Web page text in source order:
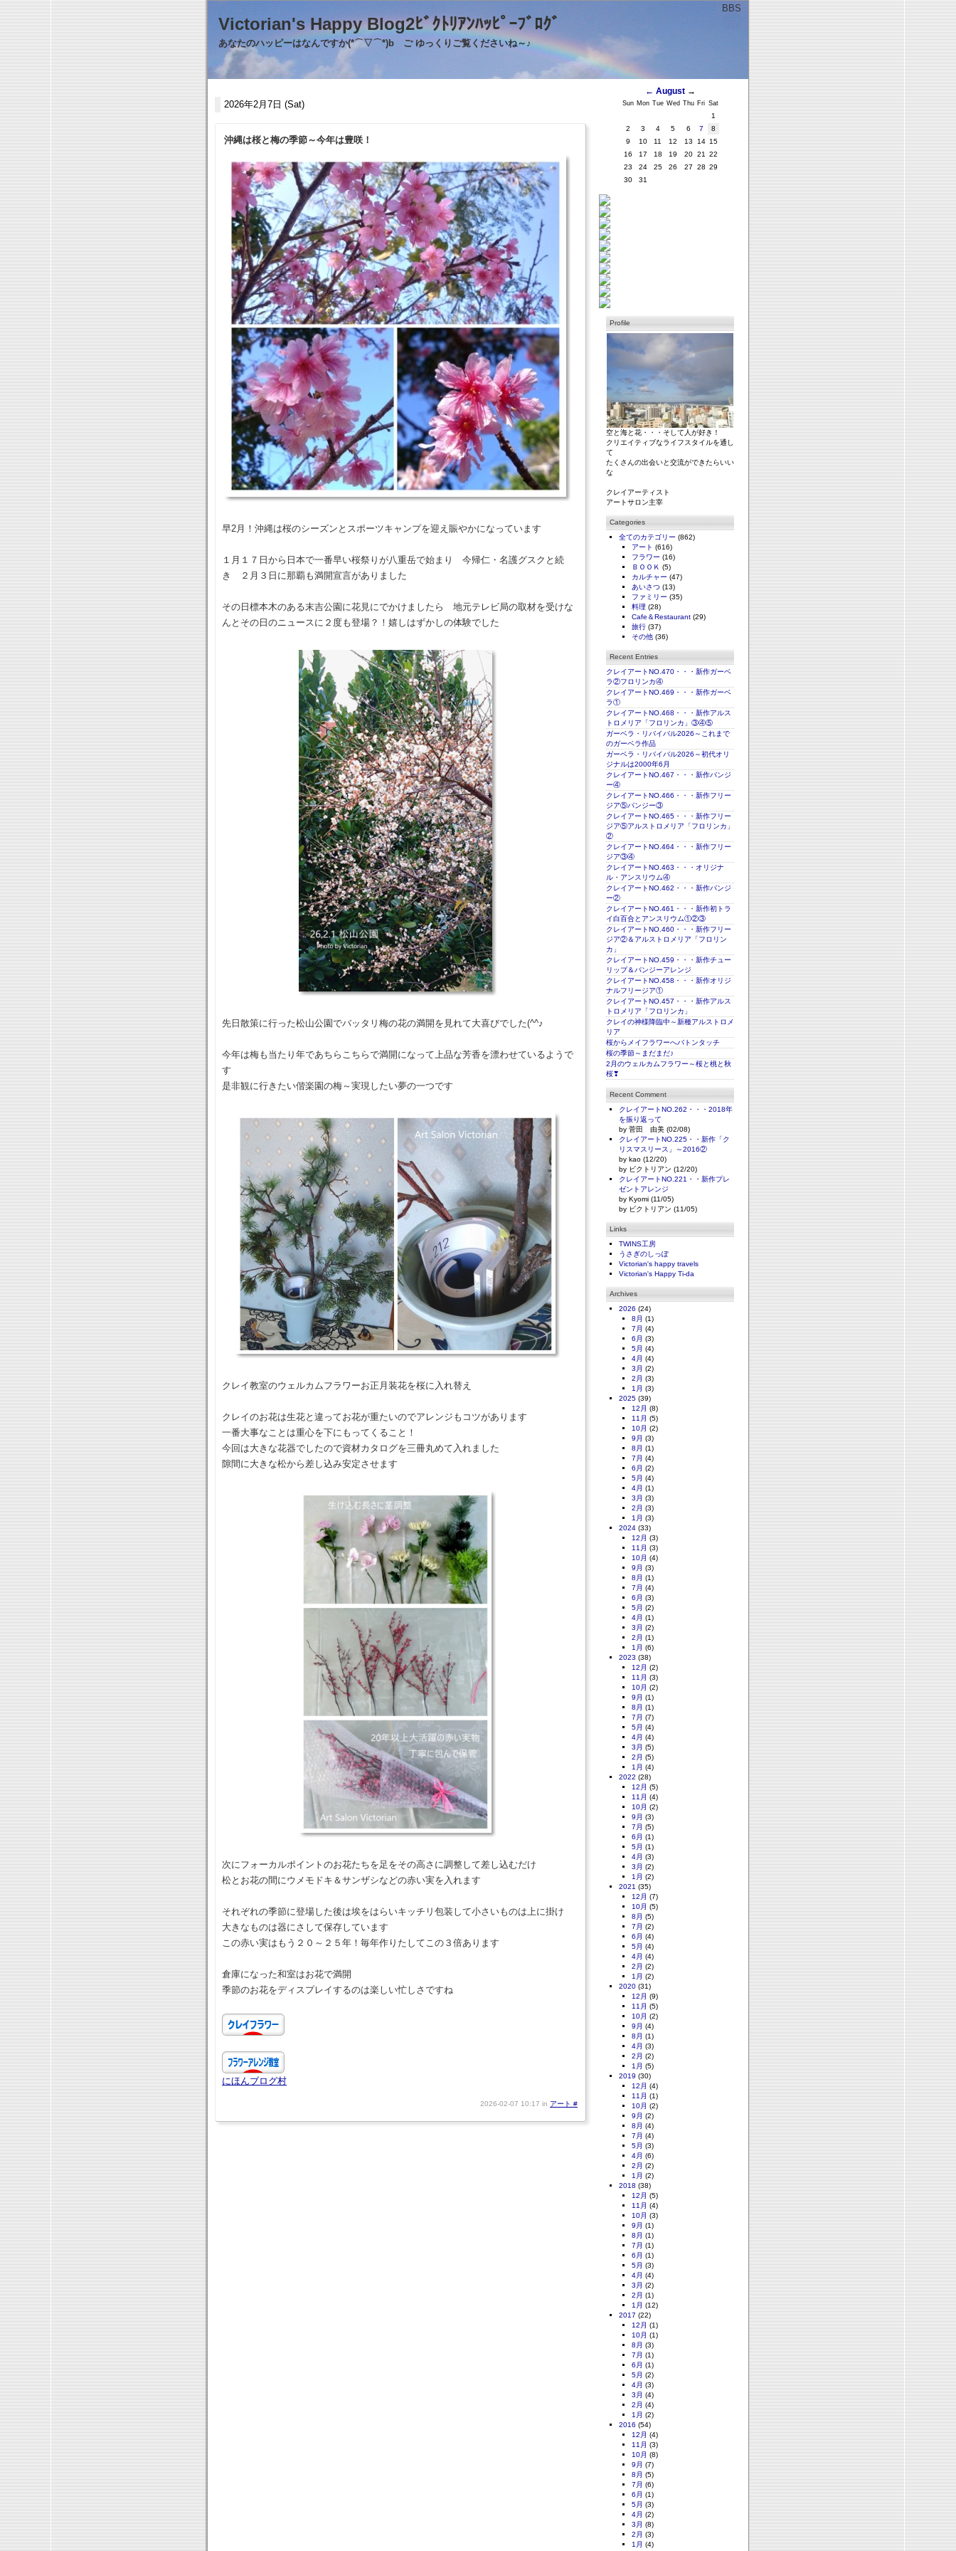
BBS
Victorian's Happy Blog2ﾋﾞｸﾄﾘｱﾝﾊｯﾋﾟｰﾌﾞﾛｸﾞ
あなたのハッピーはなんですか(*⌒▽⌒*)b ご ゆっくりご覧くださいね～♪
2026年2月7日 (Sat)
沖縄は桜と梅の季節～今年は豊咲！
早2月！沖縄は桜のシーズンとスポーツキャンプを迎え賑やかになっています
１月１７日から日本で一番早い桜祭りが八重岳で始まり 今帰仁・名護グスクと続
き ２月３日に那覇も満開宣言がありました
その日標本木のある末吉公園に花見にでかけましたら 地元テレビ局の取材を受けな
んとその日のニュースに２度も登場？！嬉しはずかしの体験でした
先日散策に行った松山公園でバッタリ梅の花の満開を見れて大喜びでした(^^♪
今年は梅も当たり年であちらこちらで満開になって上品な芳香を漂わせているようで
す
是非観に行きたい偕楽園の梅～実現したい夢の一つです
クレイ教室のウェルカムフラワーお正月装花を桜に入れ替え
クレイのお花は生花と違ってお花が重たいのでアレンジもコツがあります
一番大事なことは重心を下にもってくること！
今回は大きな花器でしたので資材カタログを三冊丸めて入れました
隙間に大きな松から差し込み安定させます
次にフォーカルポイントのお花たちを足をその高さに調整して差し込むだけ
松とお花の間にウメモドキ＆サンザシなどの赤い実を入れます
それぞれの季節に登場した後は埃をはらいキッチリ包装して小さいものは上に掛け
大きなものは器にさして保存しています
この赤い実はもう２０～２５年！毎年作りたしてこの３倍あります
倉庫になった和室はお花で満開
季節のお花をディスプレイするのは楽しい忙しさですね
にほんブログ村
2026-02-07 10:17 in アート #
← August→
Sun Mon Tue Wed Thu Fri Sat
1
2
3 4 5 6 7
8
9
10 11 12 13 14 15
16
17 18 19 20 21
22
23
24 25 26 27 28 29
30
31
Profile
空と海と花・・・そして人が好き！
クリエイティブなライフスタイルを通し
て
たくさんの出会いと交流ができたらいい
な
クレイアーティスト
アートサロン主宰
Categories
全てのカテゴリー (862)
アート (616)
フラワー (16)
ＢＯＯＫ (5)
カルチャー (47)
あいさつ (13)
ファミリー (35)
料理 (28)
Cafe＆Restaurant (29)
旅行 (37)
その他 (36)
Recent Entries
クレイアートNO.470・・・新作ガーベ
ラ②フロリンカ④
クレイアートNO.469・・・新作ガーベ
ラ①
クレイアートNO.468・・・新作アルス
トロメリア「フロリンカ」③④⑤
ガーベラ・リバイバル2026～これまで
のガーベラ作品
ガーベラ・リバイバル2026～初代オリ
ジナルは2000年6月
クレイアートNO.467・・・新作パンジ
ー④
クレイアートNO.466・・・新作フリー
ジア⑤パンジー③
クレイアートNO.465・・・新作フリー
ジア⑤アルストロメリア「フロリンカ」
②
クレイアートNO.464・・・新作フリー
ジア③④
クレイアートNO.463・・・オリジナ
ル・アンスリウム④
クレイアートNO.462・・・新作パンジ
ー②
クレイアートNO.461・・・新作初トラ
イ白百合とアンスリウム①②③
クレイアートNO.460・・・新作フリー
ジア②＆アルストロメリア「フロリン
カ」
クレイアートNO.459・・・新作チュー
リップ＆パンジーアレンジ
クレイアートNO.458・・・新作オリジ
ナルフリージア①
クレイアートNO.457・・・新作アルス
トロメリア「フロリンカ」
クレイの神様降臨中～新種アルストロメ
リア
桜からメイフラワーへバトンタッチ
桜の季節～まだまだ♪
2月のウェルカムフラワー～桜と桃と秋
桜❣
Recent Comment
クレイアートNO.262・・・2018年
を振り返って
by 菅田 由美 (02/08)
クレイアートNO.225・・新作「ク
リスマスリース」～2016②
by kao (12/20)
by ビクトリアン (12/20)
クレイアートNO.221・・新作プレ
ゼントアレンジ
by Kyomi (11/05)
by ビクトリアン (11/05)
Links
TWINS工房
うさぎのしっぽ
Victorian's happy travels
Victorian's Happy Ti-da
Archives
2026 (24)
8月 (1)
7月 (4)
6月 (3)
5月 (4)
4月 (4)
3月 (2)
2月 (3)
1月 (3)
2025 (39)
12月 (8)
11月 (5)
10月 (2)
9月 (3)
8月 (1)
7月 (4)
6月 (2)
5月 (4)
4月 (1)
3月 (3)
2月 (3)
1月 (3)
2024 (33)
12月 (3)
11月 (3)
10月 (4)
9月 (3)
8月 (1)
7月 (4)
6月 (3)
5月 (2)
4月 (1)
3月 (2)
2月 (1)
1月 (6)
2023 (38)
12月 (2)
11月 (3)
10月 (2)
9月 (1)
8月 (1)
7月 (7)
5月 (4)
4月 (4)
3月 (5)
2月 (5)
1月 (4)
2022 (28)
12月 (5)
11月 (4)
10月 (2)
9月 (3)
7月 (5)
6月 (1)
5月 (1)
4月 (3)
3月 (2)
1月 (2)
2021 (35)
12月 (7)
10月 (5)
8月 (5)
7月 (2)
6月 (4)
5月 (4)
4月 (4)
2月 (2)
1月 (2)
2020 (31)
12月 (9)
11月 (5)
10月 (2)
9月 (4)
8月 (1)
4月 (3)
2月 (2)
1月 (5)
2019 (30)
12月 (4)
11月 (1)
10月 (2)
9月 (2)
8月 (4)
7月 (4)
5月 (3)
4月 (6)
2月 (2)
1月 (2)
2018 (38)
12月 (5)
11月 (4)
10月 (3)
9月 (1)
8月 (1)
7月 (1)
6月 (1)
5月 (3)
4月 (4)
3月 (2)
2月 (1)
1月 (12)
2017 (22)
12月 (1)
10月 (1)
8月 (3)
7月 (1)
6月 (1)
5月 (2)
4月 (3)
3月 (4)
2月 (4)
1月 (2)
2016 (54)
12月 (4)
11月 (3)
10月 (8)
9月 (7)
8月 (5)
7月 (6)
6月 (1)
5月 (3)
4月 (2)
3月 (8)
2月 (3)
1月 (4)